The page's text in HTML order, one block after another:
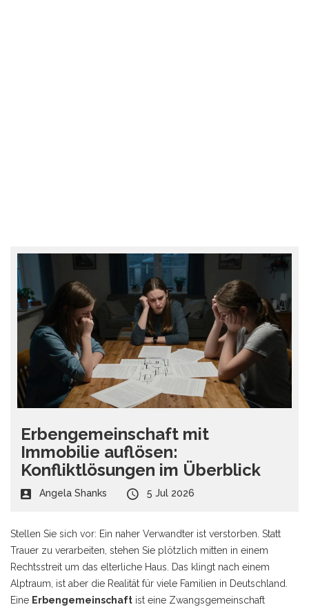
Erbengemeinschaft mit
Immobilie auflösen:
Konfliktlösungen im Überblick
Angela Shanks 5 Jul 2026
Stellen Sie sich vor: Ein naher Verwandter ist verstorben. Statt
Trauer zu verarbeiten, stehen Sie plötzlich mitten in einem
Rechtsstreit um das elterliche Haus. Das klingt nach einem
Alptraum, ist aber die Realität für viele Familien in Deutschland.
Eine Erbengemeinschaft ist eine Zwangsgemeinschaft